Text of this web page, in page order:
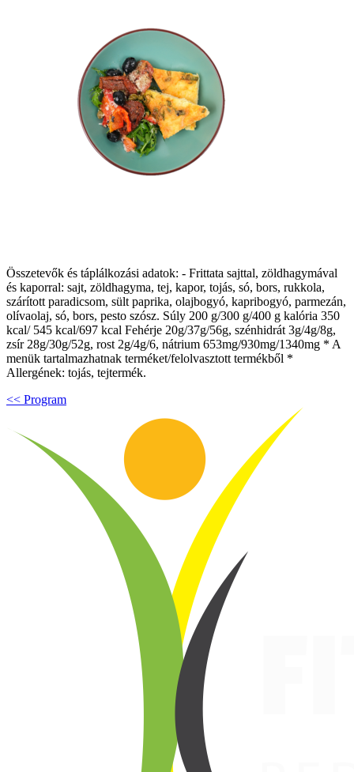
Összetevők és táplálkozási adatok: - Frittata sajttal, zöldhagymával
és kaporral: sajt, zöldhagyma, tej, kapor, tojás, só, bors, rukkola,
szárított paradicsom, sült paprika, olajbogyó, kapribogyó, parmezán,
olívaolaj, só, bors, pesto szósz. Súly 200 g/300 g/400 g kalória 350
kcal/ 545 kcal/697 kcal Fehérje 20g/37g/56g, szénhidrát 3g/4g/8g,
zsír 28g/30g/52g, rost 2g/4g/6, nátrium 653mg/930mg/1340mg * A
menük tartalmazhatnak terméket/felolvasztott termékből *
Allergének: tojás, tejtermék.
<< Program